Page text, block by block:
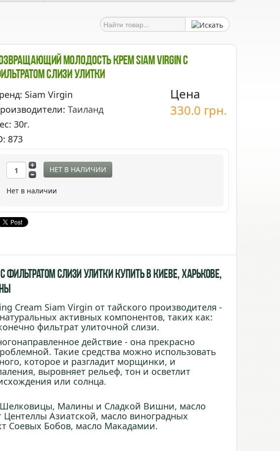
Молодость Крем Siam Virgin С
Слизи Улитки
Siam Virgin
Таиланд
30г.
873
Цена
330.0 грн.
НЕТ В НАЛИЧИИ
Нет в наличии
Слизи Улитки купить в Киеве, Харькове,
Siam Virgin от тайского производителя -
активных компонентов, таких как:
фильтрат улиточной слизи.
действие - она прекрасно
Такие средства можно использовать
которое и разгладит морщинки, и
выровняет рельеф, тон и осветлит
или солнца.
Шелковицы, Малины и Сладкой Вишни, масло
Азиатской, масло виноградных
Соевых Бобов, масло Макадамии.